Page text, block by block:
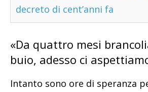
decreto di cent’anni fa
«Da quattro mesi
buio, adesso ci
Intanto sono ore di speranza